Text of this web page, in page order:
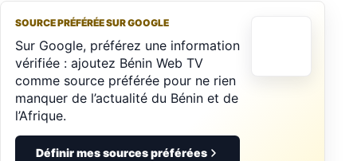
SOURCE PRÉFÉRÉE SUR GOOGLE
Sur Google, préférez une information
vérifiée : ajoutez Bénin Web TV
comme source préférée pour ne rien
manquer de l’actualité du Bénin et de
l’Afrique.
Définir mes sources préférées